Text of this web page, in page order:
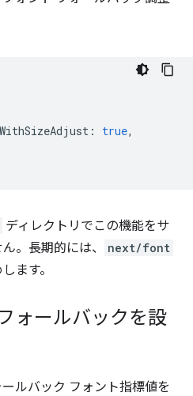
: true,
ディレクトリでこの機能をサ
。長期的には、
next/font
ます。
ォールバックを設
ルバック フォント指標値を